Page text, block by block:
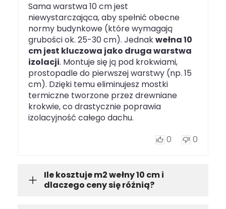
Sama warstwa 10 cm jest
niewystarczająca, aby spełnić obecne
normy budynkowe (które wymagają
grubości ok. 25-30 cm). Jednakwełna 10
cm jest kluczowa jako druga warstwa
izolacji. Montuje się ją pod krokwiami,
prostopadle do pierwszej warstwy (np. 15
cm). Dzięki temu eliminujesz mostki
termiczne tworzone przez drewniane
krokwie, co drastycznie poprawia
izolacyjność całego dachu.
0
0
Ile kosztuje m2 wełny 10 cm i
dlaczego ceny się różnią?